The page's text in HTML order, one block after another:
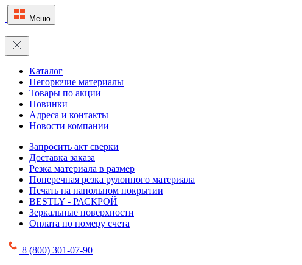
Меню
Каталог
Негорючие материалы
Товары по акции
Новинки
Адреса и контакты
Новости компании
Запросить акт сверки
Доставка заказа
Резка материала в размер
Поперечная резка рулонного материала
Печать на напольном покрытии
BESTLY - РАСКРОЙ
Зеркальные поверхности
Оплата по номеру счета
8 (800) 301-07-90